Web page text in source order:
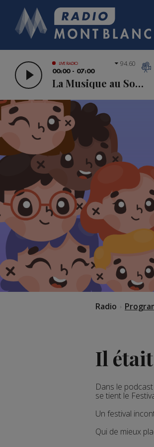
LIVE RADIO
00:00 - 07:00
La Musique au Sommet
94.60
Radio
Il
Dans le
se tient le
Un festival
Qui de mieux